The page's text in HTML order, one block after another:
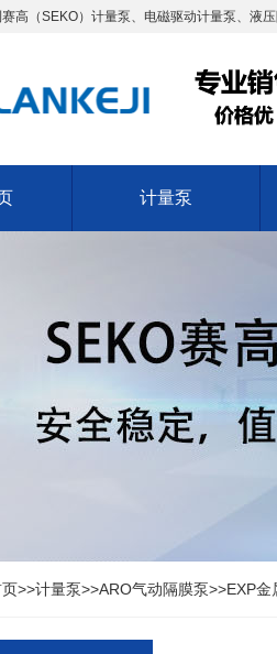
高（SEKO）计量泵、电磁驱动计量泵、液
计量泵
>>计量泵>>ARO气动隔膜泵>>EXP金